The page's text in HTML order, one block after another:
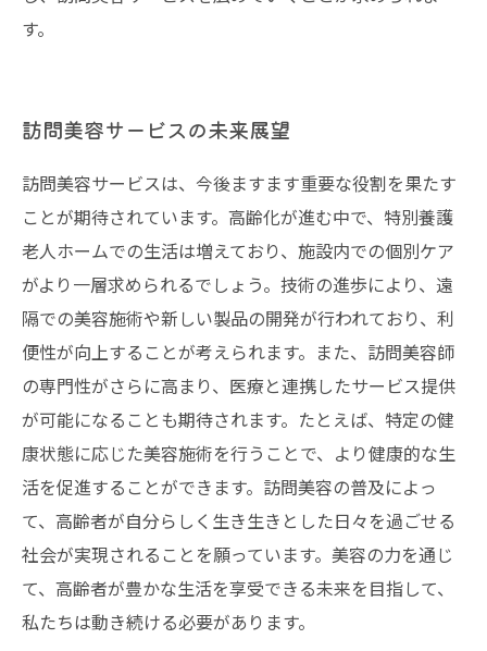
す。
訪問美容サービスの未来展望
訪問美容サービスは、今後ますます重要な役割を果たす
ことが期待されています。高齢化が進む中で、特別養護
老人ホームでの生活は増えており、施設内での個別ケア
がより一層求められるでしょう。技術の進歩により、遠
隔での美容施術や新しい製品の開発が行われており、利
便性が向上することが考えられます。また、訪問美容師
の専門性がさらに高まり、医療と連携したサービス提供
が可能になることも期待されます。たとえば、特定の健
康状態に応じた美容施術を行うことで、より健康的な生
活を促進することができます。訪問美容の普及によっ
て、高齢者が自分らしく生き生きとした日々を過ごせる
社会が実現されることを願っています。美容の力を通じ
て、高齢者が豊かな生活を享受できる未来を目指して、
私たちは動き続ける必要があります。